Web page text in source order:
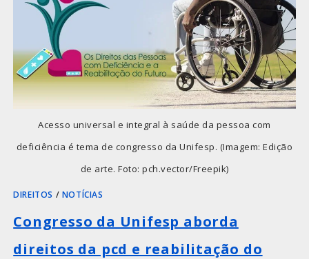
Acesso universal e integral à saúde da pessoa com
deficiência é tema de congresso da Unifesp. (Imagem: Edição
de arte. Foto: pch.vector/Freepik)
DIREITOS / NOTÍCIAS
Congresso da Unifesp aborda
direitos da pcd e reabilitação do